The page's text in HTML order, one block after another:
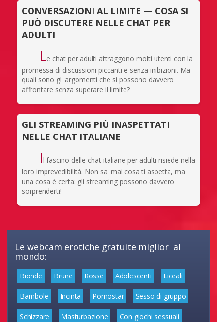
CONVERSAZIONI AL LIMITE — COSA SI
PUÒ DISCUTERE NELLE CHAT PER
ADULTI
Le chat per adulti attraggono molti utenti con la
promessa di discussioni piccanti e senza inibizioni. Ma
quali sono gli argomenti che si possono davvero
affrontare senza superare il limite?
GLI STREAMING PIÙ INASPETTATI
NELLE CHAT ITALIANE
Il fascino delle chat italiane per adulti risiede nella
loro imprevedibilità. Non sai mai cosa ti aspetta, ma
una cosa è certa: gli streaming possono davvero
sorprenderti!
Le webcam erotiche gratuite migliori al
mondo:
Bionde Brune Rosse Adolescenti Liceali
Bambole Incinta Pornostar Sesso di gruppo
Schizzare Masturbazione Con giochi sessuali